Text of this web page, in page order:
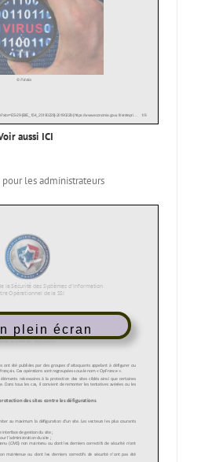
aussi ICI
pour les administrateurs
plein écran